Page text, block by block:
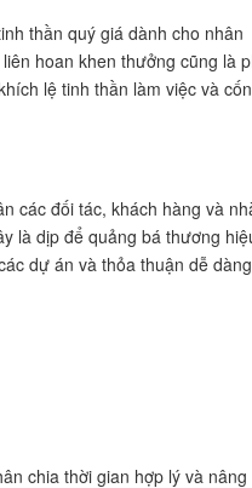
thần quý giá dành cho nhân
hoan khen thưởng cũng là
lệ tinh thần làm việc và
các đối tác, khách hàng và
là dịp để quảng bá thương
dự án và thỏa thuận dễ dàng
chia thời gian hợp lý và nâng